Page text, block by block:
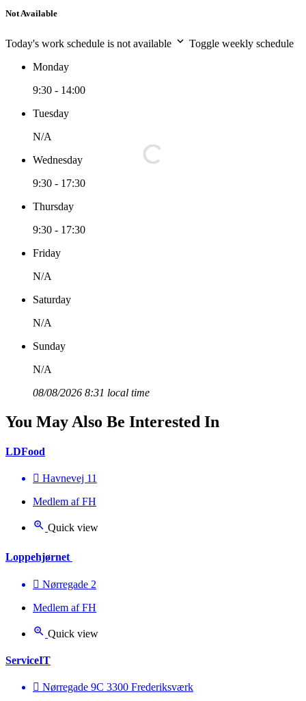
Not Available
Today's work schedule is not available
Toggle weekly schedule
Monday
9:30 - 14:00
Tuesday
N/A
Wednesday
9:30 - 17:30
Thursday
9:30 - 17:30
Friday
N/A
Saturday
N/A
Sunday
N/A
08/08/2026 8:31 local time
You May Also Be Interested In
LDFood
Havnevej 11
Medlem af FH
Quick view
Loppehjørnet
Nørregade 2
Medlem af FH
Quick view
ServiceIT
Nørregade 9C 3300 Frederiksværk